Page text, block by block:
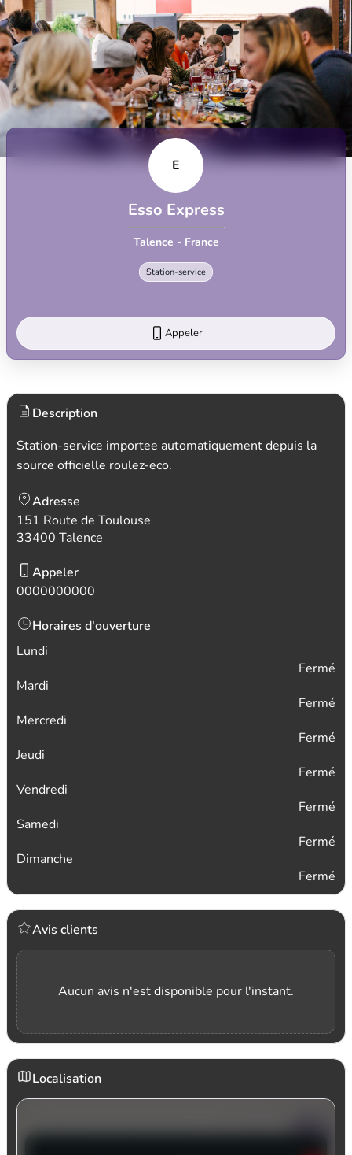
E
Esso Express
Talence - France
Station-service
Appeler
Description
Station-service importee automatiquement depuis la
source officielle roulez-eco.
Adresse
151 Route de Toulouse
33400 Talence
Appeler
0000000000
Horaires d'ouverture
Lundi
Fermé
Mardi
Fermé
Mercredi
Fermé
Jeudi
Fermé
Vendredi
Fermé
Samedi
Fermé
Dimanche
Fermé
Avis clients
Aucun avis n'est disponible pour l'instant.
Localisation